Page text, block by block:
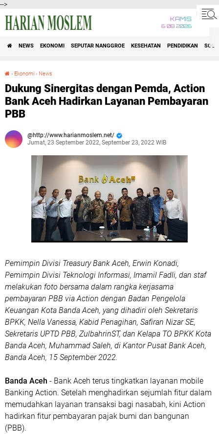
-->
KAMIS
6 08 2026
NEWS EKONOMI SEPUTAR NANGGROE KESEHATAN PENDIDIKAN
› Ekonomi › News
Dukung Sinergitas dengan Pemda, Action
Bank Aceh Hadirkan Layanan Pembayaran
PBB
http://www.harianmoslem.net/
Jumat, 23 September 2022, September 23, 2022 WIB
Pemimpin Divisi Treasury Bank Aceh, Erwin Konadi,
Pemimpin Divisi Teknologi Informasi, Imamil Fadli, dan staf
melakukan foto bersama dalam rangka kerjasama
pembayaran PBB via Action dengan Badan Pengelola
Keuangan Kota Banda Aceh, yang dihadiri oleh Sekretaris
BPKK, Nella Vanessa, Kabid Penagihan, Safiran Nizar SE,
Sekretaris UPTD PBB, ZulbahrinST, dan Kelapa TO BPKK Kota
Banda Aceh, Muhammad Saleh, di Kantor Pusat Bank Aceh,
Banda Aceh, 15 September 2022.
Banda Aceh - Bank Aceh terus tingkatkan layanan mobile
Banking Action. Setelah menghadirkan sejumlah fitur dalam
memudahkan layanan transaksi bagi nasabah, kini Action
hadirkan fitur pembayaran pajak bumi dan bangunan
(PBB).